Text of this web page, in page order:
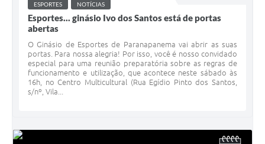
ESPORTES NOTÍCIAS
Esportes... ginásio Ivo dos Santos está de portas
abertas
O Ginásio de Esportes de Paranapanema vai abrir as suas
portas. Para nossa alegria! Por isso, você é nosso convidado
especial para uma reunião preparatória sobre as regras de
funcionamento e utilização, que acontece neste sábado às
16h, no Centro Multicultural (Rua Egídio Pinto dos Santos,
s/nº, Vila...